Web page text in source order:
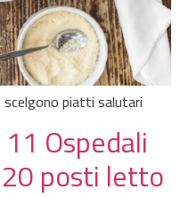
piatti salutari
Ospedali
posti letto